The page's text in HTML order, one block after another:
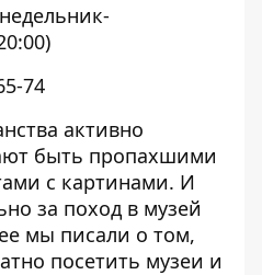
74
активно
быть пропахшими
с картинами. И
за поход в музей
мы писали о том,
посетить музеи и